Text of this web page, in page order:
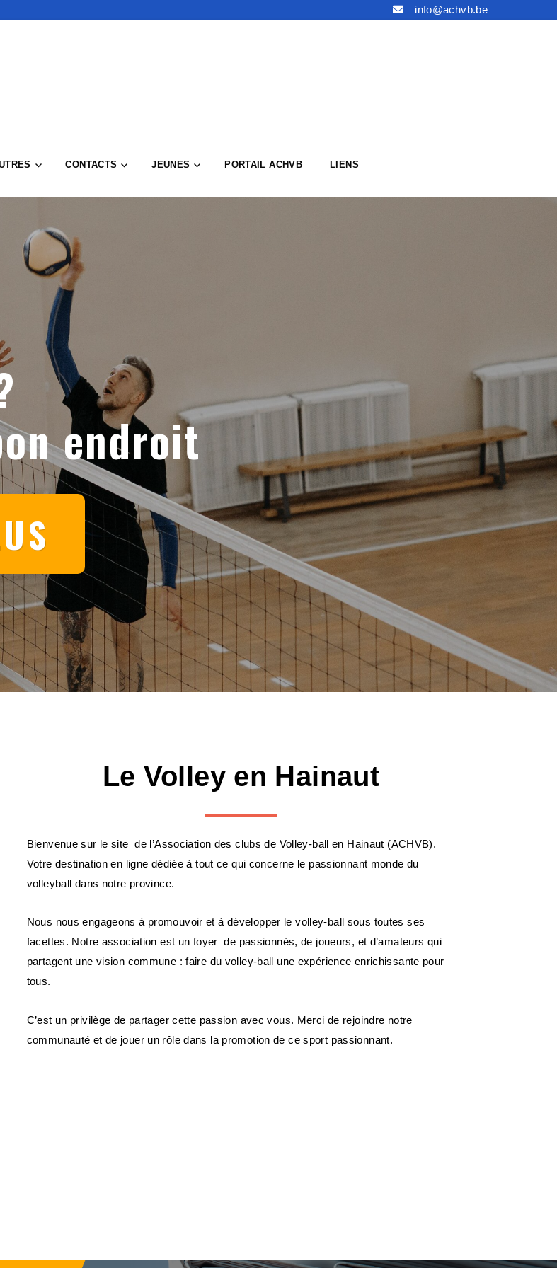
info@achvb.be
CONTACTS JEUNES PORTAIL ACHVB LIENS
endroit
Le Volley en Hainaut
Bienvenue sur le site de l’Association des clubs de Volley-ball en Hainaut (ACHVB).
Votre destination en ligne dédiée à tout ce qui concerne le passionnant monde du
volleyball dans notre province.
Nous nous engageons à promouvoir et à développer le volley-ball sous toutes ses
facettes. Notre association est un foyer de passionnés, de joueurs, et d’amateurs qui
partagent une vision commune : faire du volley-ball une expérience enrichissante pour
tous.
C’est un privilège de partager cette passion avec vous. Merci de rejoindre notre
communauté et de jouer un rôle dans la promotion de ce sport passionnant.